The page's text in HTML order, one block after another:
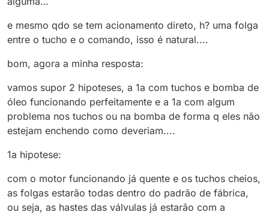
e mesmo qdo se tem acionamento direto, h? uma folga
entre o tucho e o comando, isso é natural....
bom, agora a minha resposta:
vamos supor 2 hipoteses, a 1a com tuchos e bomba de
óleo funcionando perfeitamente e a 1a com algum
problema nos tuchos ou na bomba de forma q eles não
estejam enchendo como deveriam....
1a hipotese:
com o motor funcionando já quente e os tuchos cheios,
as folgas estarão todas dentro do padrão de fábrica,
ou seja, as hastes das válvulas já estarão com a